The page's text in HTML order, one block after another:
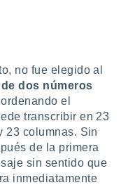
no fue elegido al
dos números
el
transcribir en 23
23 columnas. Sin
de la primera
sin sentido que
inmediatamente